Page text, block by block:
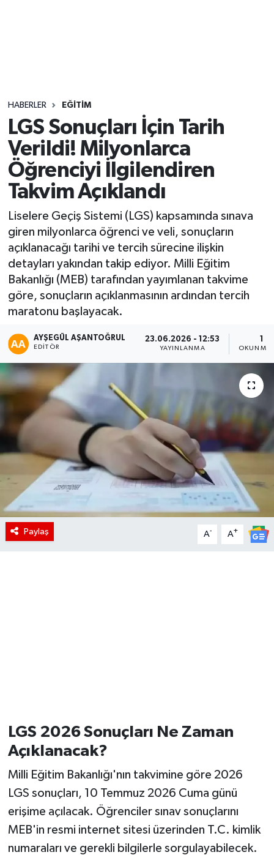
HABERLER EĞITIM
LGS Sonuçları İçin Tarih
Verildi! Milyonlarca
Öğrenciyi İlgilendiren
Takvim Açıklandı
Liselere Geçiş Sistemi (LGS) kapsamında sınava
giren milyonlarca öğrenci ve veli, sonuçların
açıklanacağı tarihi ve tercih sürecine ilişkin
detayları yakından takip ediyor. Milli Eğitim
Bakanlığı (MEB) tarafından yayımlanan takvime
göre, sonuçların açıklanmasının ardından tercih
maratonu başlayacak.
AYŞEGÜL AŞANTOĞRUL
EDITÖR
23.06.2026 - 12:53
YAYINLANMA
1
OKUNMA
Paylaş A- A+
LGS 2026 Sonuçları Ne Zaman
Açıklanacak?
Milli Eğitim Bakanlığı'nın takvimine göre 2026
LGS sonuçları, 10 Temmuz 2026 Cuma günü
erişime açılacak. Öğrenciler sınav sonuçlarını
MEB'in resmi internet sitesi üzerinden T.C. kimlik
numaraları ve gerekli bilgilerle sorgulayabilecek.
Yaşam